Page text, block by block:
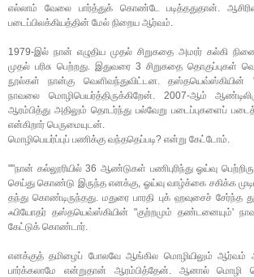
எல்லாம் வேலை பார்த்துக் கொண்டே படித்ததுதான்.
படைப்பிலக்கியத்தின் மேல் நிறைய ஆர்வம்.
1979-இல் நான் எழுதிய முதல் சிறுகதை அமரர் கல்கி
முதல் பரிசு பெற்றது. இதுவரை 3 சிறுகதை தொகுப்புகள்
நூல்கள் நான்கு வெளிவந்துவிட்டன. தஸ்தயெவ்ஸ்கியின்
நாவலை மொழிபெயர்த்திருக்கிறேன். 2007-ஆம்
ஆரம்பித்து அதிலும் தொடர்ந்து பல்வேறு படைப்புகளைப்
என்கிறார் பெருமையுடன்.
மொழிபெயர்ப்புப் பணிக்கு வந்ததெப்படி? என்று கேட்டோம்.
""நான் கல்லூரியில் 36 ஆண்டுகள் பணிபுரிந்து ஓய்வு
செய்து கொண்டு இருந்த எனக்கு, ஓய்வு வாழ்க்கை சகிக்க
தந்து கொண்டிருந்தது. மதுரை பாரதி புக் ஹவுசைச் சேர்ந்த
ஃபியோதர் தஸ்தயெவ்ஸ்கியின் "குற்றமும் தண்டனையும்'
கேட்டுக் கொண்டார்.
எனக்குத் தமிழைப் போலவே ஆங்கில மொழியிலும் ஆர்வம்
பார்க்கலாமே என்றுதான் ஆரம்பித்தேன். ஆனால் மொழி